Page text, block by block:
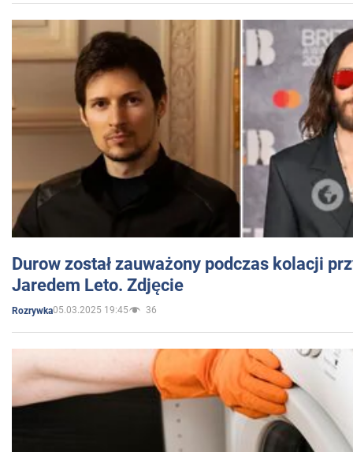
Durow został zauważony podczas kolacji
Jaredem Leto. Zdjęcie
Rozrywka05.03.2025 19:45 36